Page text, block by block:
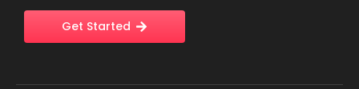
Get Started